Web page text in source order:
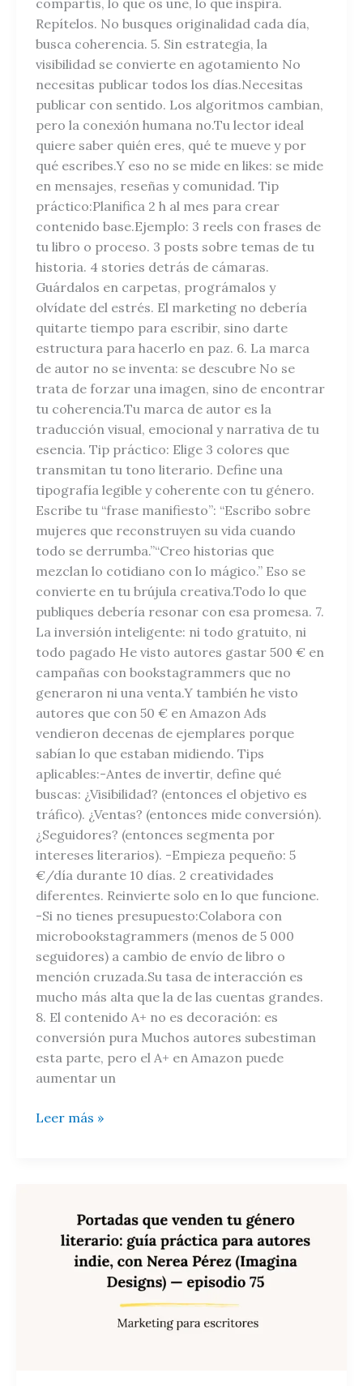
compartís, lo que os une, lo que inspira.
Repítelos. No busques originalidad cada día,
busca coherencia. 5. Sin estrategia, la
visibilidad se convierte en agotamiento No
necesitas publicar todos los días.Necesitas
publicar con sentido. Los algoritmos cambian,
pero la conexión humana no.Tu lector ideal
quiere saber quién eres, qué te mueve y por
qué escribes.Y eso no se mide en likes: se mide
en mensajes, reseñas y comunidad. Tip
práctico:Planifica 2 h al mes para crear
contenido base.Ejemplo: 3 reels con frases de
tu libro o proceso. 3 posts sobre temas de tu
historia. 4 stories detrás de cámaras.
Guárdalos en carpetas, prográmalos y
olvídate del estrés. El marketing no debería
quitarte tiempo para escribir, sino darte
estructura para hacerlo en paz. 6. La marca
de autor no se inventa: se descubre No se
trata de forzar una imagen, sino de encontrar
tu coherencia.Tu marca de autor es la
traducción visual, emocional y narrativa de tu
esencia. Tip práctico: Elige 3 colores que
transmitan tu tono literario. Define una
tipografía legible y coherente con tu género.
Escribe tu “frase manifiesto”: “Escribo sobre
mujeres que reconstruyen su vida cuando
todo se derrumba.”“Creo historias que
mezclan lo cotidiano con lo mágico.” Eso se
convierte en tu brújula creativa.Todo lo que
publiques debería resonar con esa promesa. 7.
La inversión inteligente: ni todo gratuito, ni
todo pagado He visto autores gastar 500 € en
campañas con bookstagrammers que no
generaron ni una venta.Y también he visto
autores que con 50 € en Amazon Ads
vendieron decenas de ejemplares porque
sabían lo que estaban midiendo. Tips
aplicables:-Antes de invertir, define qué
buscas: ¿Visibilidad? (entonces el objetivo es
tráfico). ¿Ventas? (entonces mide conversión).
¿Seguidores? (entonces segmenta por
intereses literarios). -Empieza pequeño: 5
€/día durante 10 días. 2 creatividades
diferentes. Reinvierte solo en lo que funcione.
-Si no tienes presupuesto:Colabora con
microbookstagrammers (menos de 5 000
seguidores) a cambio de envío de libro o
mención cruzada.Su tasa de interacción es
mucho más alta que la de las cuentas grandes.
8. El contenido A+ no es decoración: es
conversión pura Muchos autores subestiman
esta parte, pero el A+ en Amazon puede
aumentar un
Leer más »
editoriales
venden